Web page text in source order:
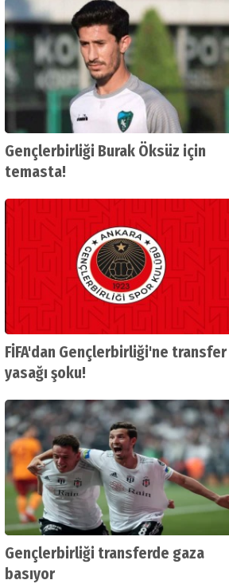
Sokou Koita transfer
Gençlerbirliği Burak Öksüz için
temasta!
FİFA'dan Gençlerbirliği'ne transfer
yasağı şoku!
Gençlerbirliği transferde gaza
basıyor